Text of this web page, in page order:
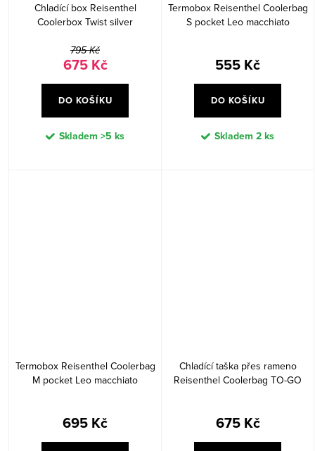
Chladící box Reisenthel
Coolerbox Twist silver
795 Kč
675 Kč
DO KOŠÍKU
Skladem >5 ks
Termobox Reisenthel Coolerbag
S pocket Leo macchiato
555 Kč
DO KOŠÍKU
Skladem 2 ks
Termobox Reisenthel Coolerbag
M pocket Leo macchiato
695 Kč
Chladící taška přes rameno
Reisenthel Coolerbag TO-GO
675 Kč